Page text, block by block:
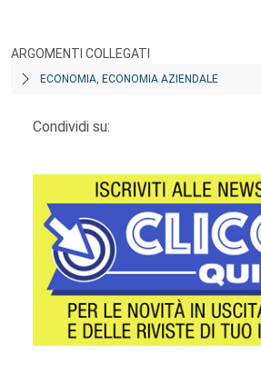
ARGOMENTI COLLEGATI
ECONOMIA, ECONOMIA AZIENDALE
Condividi su: